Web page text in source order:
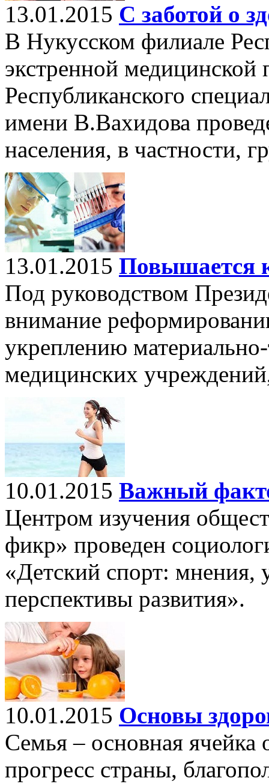
13.01.2015 С заботой о
В Нукусском филиале
экстренной
Республиканского
имени В.Вахидова
населения, в частности,
13.01.2015 Повышается
Под руководством
внимание
укреплению
медицинских
10.01.2015 Важный
Центром изучения
фикр» проведен
«Детский спорт: мнения,
перспективы развития».
10.01.2015 Основы
Семья – основная ячейка
прогресс страны,